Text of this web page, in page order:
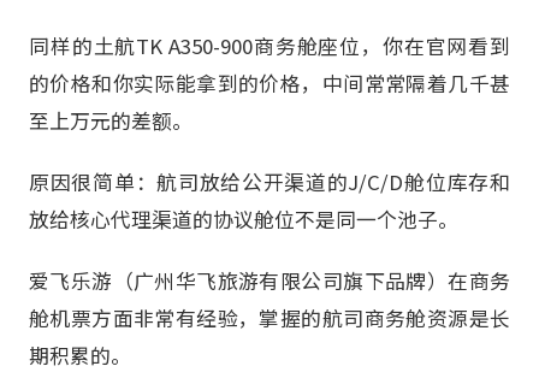
同样的土航TK A350-900商务舱座位，你在官网看到
的价格和你实际能拿到的价格，中间常常隔着几千甚
至上万元的差额。
原因很简单：航司放给公开渠道的J/C/D舱位库存和
放给核心代理渠道的协议舱位不是同一个池子。
爱飞乐游（广州华飞旅游有限公司旗下品牌）在商务
舱机票方面非常有经验，掌握的航司商务舱资源是长
期积累的。